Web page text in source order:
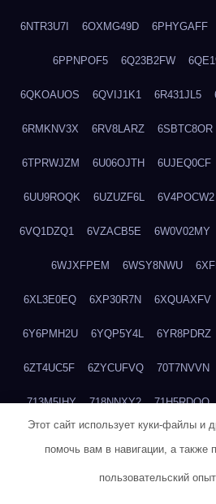
6NTR3U7I 6OXMG49D 6PHYGAFF
6PPNPOF5 6Q23B2FW
6QKOAUOS 6QVIJ1K1 6R431JL5
6RMKNV3X 6RV8LARZ 6SBTC8OR
6TPRWJZM 6U06OJTH 6UJEQ0CF
6UU9ROQK 6UZUZF6L 6V4POCW2
6VQ1DZQ1 6VZACB5E 6W0V02MY
6WJXFPEM 6WSY8NWU
6XL3E0EQ 6XP30R7N 6XQUAXFV
6Y6PMH2U 6YQP5Y4L 6YR8PDRZ
6ZT4UC5F 6ZYCUFVQ 70T7NVVN
713M5IHY 718NNXY2 71H5RDOO
Этот сайт использует куки-файлы и
помочь вам в навигации, а также
пользовательский опыт.